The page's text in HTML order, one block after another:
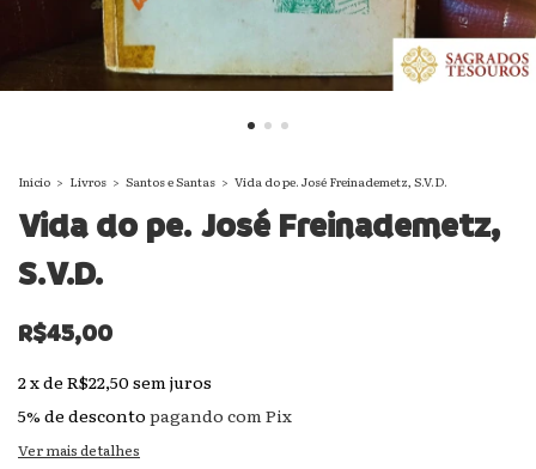
Início > Livros > Santos e Santas > Vida do pe. José Freinademetz, S.V.D.
Vida do pe. José Freinademetz,
S.V.D.
R$45,00
2xde R$22,50 sem juros
5% de desconto pagando com Pix
Ver mais detalhes